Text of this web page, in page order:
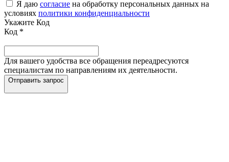
Я даю согласие на обработку персональных данных на
условиях политики конфиденциальности
Укажите Код
Код *
Для вашего удобства все обращения переадресуются
специалистам по направлениям их деятельности.
Отправить запрос